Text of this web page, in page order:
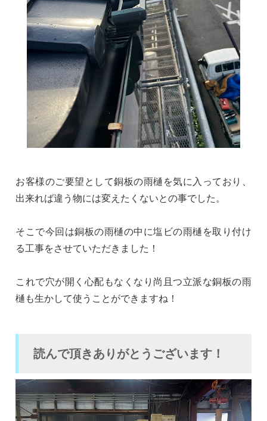
お客様のご要望として銅板の雨樋を気に入っており、
出来れば違う物には変えたくないとの事でした。
そこで今回は銅板の雨樋の中に塩ビの雨樋を取り付け
る工事をさせていただきました！
これで穴が開く心配もなくなり尚且つ立派な銅板の雨
樋も生かして使うことができますね！
読んで頂きありがとうございます！